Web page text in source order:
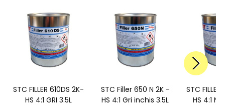
STC FILLER 610DS 2K-
HS 4:1 GRI 3.5L
STC Filler 650 N 2K -
HS 4:1 Gri inchis 3.5L
STC
HS 4:1